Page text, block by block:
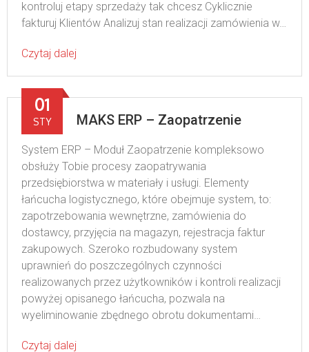
kontroluj etapy sprzedaży tak chcesz Cyklicznie
fakturuj Klientów Analizuj stan realizacji zamówienia w…
Czytaj dalej
MAKS ERP – Zaopatrzenie
01
STY
System ERP – Moduł Zaopatrzenie kompleksowo
obsłuży Tobie procesy zaopatrywania
przedsiębiorstwa w materiały i usługi. Elementy
łańcucha logistycznego, które obejmuje system, to:
zapotrzebowania wewnętrzne, zamówienia do
dostawcy, przyjęcia na magazyn, rejestracja faktur
zakupowych. Szeroko rozbudowany system
uprawnień do poszczególnych czynności
realizowanych przez użytkowników i kontroli realizacji
powyżej opisanego łańcucha, pozwala na
wyeliminowanie zbędnego obrotu dokumentami…
Czytaj dalej